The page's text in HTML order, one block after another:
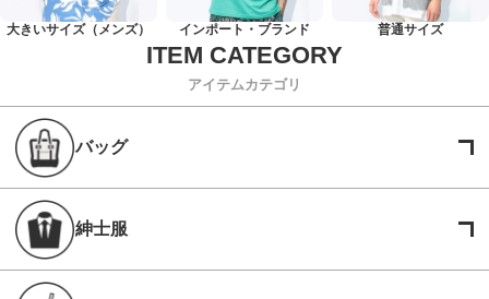
大きいサイズ（メンズ） インポート・ブランド 普通サイズ
アイテムカテゴリ
バッグ
紳士服